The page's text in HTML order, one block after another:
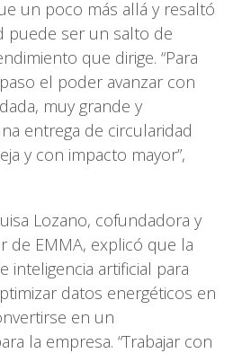
un poco más allá y resaltó
puede ser un salto de
que dirige. “Para
el poder avanzar con
muy grande y
entrega de circularidad
y con impacto mayor”,
Lozano, cofundadora y
de EMMA, explicó que la
inteligencia artificial para
datos energéticos en
en un
la empresa. “Trabajar con